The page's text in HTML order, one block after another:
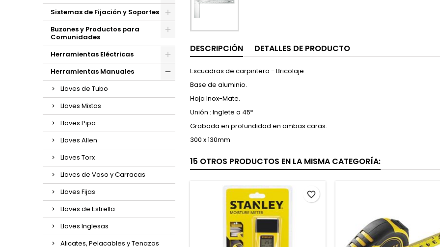
Sistemas de Fijación y Soportes
Buzones y Productos para
Comunidades
Herramientas Eléctricas
Herramientas Manuales
Llaves de Tubo
Llaves Mixtas
Llaves Pipa
Llaves Allen
Llaves Torx
Llaves de Vaso y Carracas
Llaves Fijas
Llaves de Estrella
Llaves Inglesas
Alicates, Pelacables y Tenazas
DESCRIPCIÓN DETALLES DE PRODUCTO
Escuadras de carpintero - Bricolaje
Base de aluminio.
Hoja Inox-Mate.
Unión : Inglete a 45º
Grabada en profundidad en ambas caras.
300 x 130mm
15 OTROS PRODUCTOS EN LA MISMA CATEGORÍA:
favorite_border